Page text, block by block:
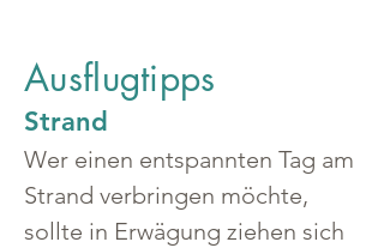
Ausflugtipps
Strand
Wer einen entspannten Tag am
Strand verbringen möchte,
sollte in Erwägung ziehen sich